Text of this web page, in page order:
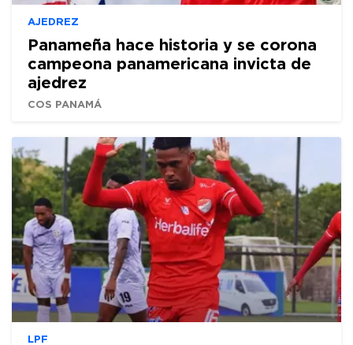
AJEDREZ
Panameña hace historia y se corona
campeona panamericana invicta de
ajedrez
COS PANAMÁ
LPF